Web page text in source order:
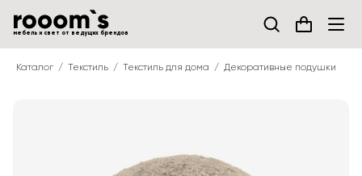
мебель и свет от ведущих брендов
Каталог Текстиль Текстиль для дома Декоративные подушки